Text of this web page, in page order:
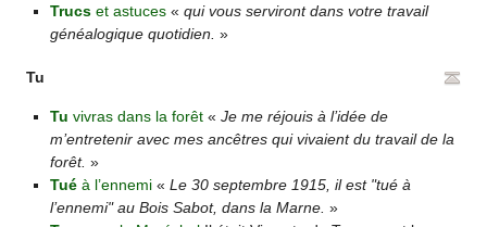
Trucs et astuces« qui vous serviront dans votre travail
généalogique quotidien. »
Tu
Tu vivras dans la forêt« Je me réjouis à l’idée de
m’entretenir avec mes ancêtres qui vivaient du travail de la
forêt. »
Tué à l’ennemi« Le 30 septembre 1915, il est "tué à
l’ennemi" au Bois Sabot, dans la Marne. »